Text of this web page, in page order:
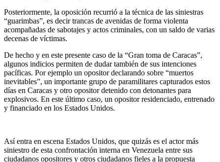
Posteriormente, la oposición recurrió a la técnica de las siniestras
“guarimbas”, es decir trancas de avenidas de forma violenta
acompañadas de sabotajes y actos criminales, con un saldo de varias
decenas de víctimas.
De hecho y en este presente caso de la “Gran toma de Caracas”,
algunos indicios permiten de dudar también de sus intenciones
pacíficas. Por ejemplo un opositor declarando sobre “muertos
inevitables”, un importante grupo de paramilitares capturados estos
días en Caracas y otro opositor detenido con detonantes para
explosivos. En este último caso, un opositor residenciado, entrenado
y financiado en los Estados Unidos.
Así entra en escena Estados Unidos, que quizás es el actor más
siniestro de esta confrontación interna en Venezuela entre sus
ciudadanos opositores y otros ciudadanos fieles a la propuesta